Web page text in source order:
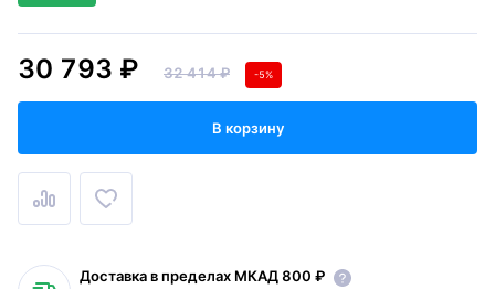
30 793 ₽ 32 414 ₽ -5%
В корзину
Доставка в пределах МКАД 800 ₽